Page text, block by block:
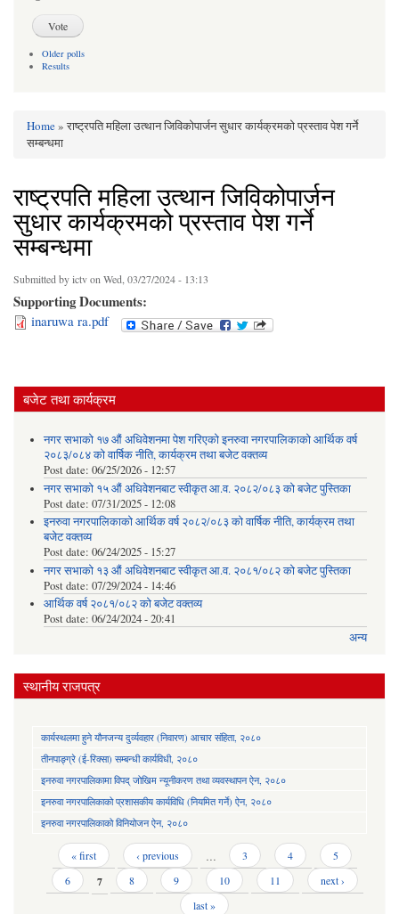
Older polls
Results
You are here
Home» राष्ट्रपति महिला उत्थान जिविकोपार्जन सुधार कार्यक्रमको प्रस्ताव पेश गर्ने
सम्बन्धमा
राष्ट्रपति महिला उत्थान जिविकोपार्जन
सुधार कार्यक्रमको प्रस्ताव पेश गर्ने
सम्बन्धमा
Submitted byictvon Wed, 03/27/2024 - 13:13
Supporting Documents:
inaruwa ra.pdf
बजेट तथा कार्यक्रम
नगर सभाको १७ औं अधिवेशनमा पेश गरिएको इनरुवा नगरपालिकाको आर्थिक वर्ष
२०८३/०८४ को वार्षिक नीति, कार्यक्रम तथा बजेट वक्तव्य
Post date: 06/25/2026 - 12:57
नगर सभाको १५ औं अधिवेशनबाट स्वीकृत आ.व. २०८२/०८३ को बजेट पुस्तिका
Post date: 07/31/2025 - 12:08
इनरुवा नगरपालिकाको आर्थिक वर्ष २०८२/०८३ को वार्षिक नीति, कार्यक्रम तथा
बजेट वक्तव्य
Post date: 06/24/2025 - 15:27
नगर सभाको १३ औं अधिवेशनबाट स्वीकृत आ.व. २०८१/०८२ को बजेट पुस्तिका
Post date: 07/29/2024 - 14:46
आर्थिक वर्ष २०८१/०८२ को बजेट वक्तव्य
Post date: 06/24/2024 - 20:41
अन्य
स्थानीय राजपत्र
कार्यस्थलमा हुने यौनजन्य दुर्व्यवहार (निवारण) आचार संहिता, २०८०
तीनपाङ्ग्रे (ई-रिक्सा) सम्बन्धी कार्यविधी, २०८०
इनरुवा नगरपालिकामा विपद् जोखिम न्यूनीकरण तथा व्यवस्थापन ऐन, २०८०
इनरुवा नगरपालिकाको प्रशासकीय कार्यविधि (नियमित गर्ने) ऐन, २०८०
इनरुवा नगरपालिकाको विनियोजन ऐन, २०८०
Pages « first ‹ previous … 3 4
5
6
7 8 9 10 11
next ›
last »